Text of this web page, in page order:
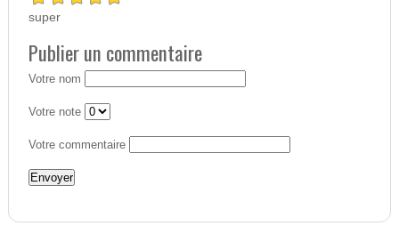
super
Publier un commentaire
Votre nom
Votre note
Votre commentaire